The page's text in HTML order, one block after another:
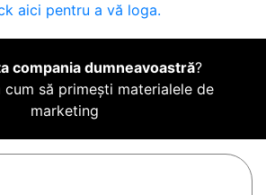
aici pentru a vă loga.
compania dumneavoastră?
cum să primești materialele de
marketing